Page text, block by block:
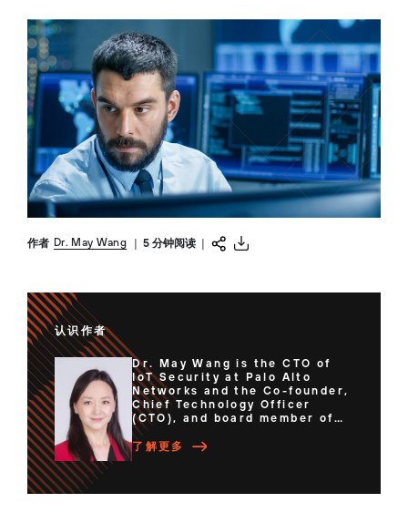
作者 Dr. May Wang 5 分钟阅读|
认识作者
Dr. May Wang is the CTO of
IoT Security at Palo Alto
Networks and the Co-founder,
Chief Technology Officer
(CTO), and board member of
Zingbox, which was acquired
by Palo Alto Networks in 2019
了解更多